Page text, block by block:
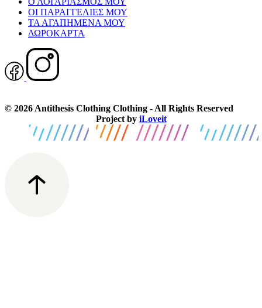
ΟΙ ΠΑΡΑΓΓΕΛΙΕΣ ΜΟΥ
ΤΑ ΑΓΑΠΗΜΕΝΑ ΜΟΥ
ΔΩΡΟΚΑΡΤΑ
© 2026 Antithesis Clothing Clothing - All Rights Reserved
Project by iLoveit